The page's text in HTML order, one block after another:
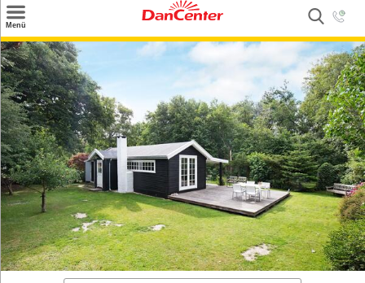
Menü
Suchen
Urlaubsziele
Weitere Urlaubsziele
Angebote
Inspiration
Kontakt
Gut zu wissen
Login